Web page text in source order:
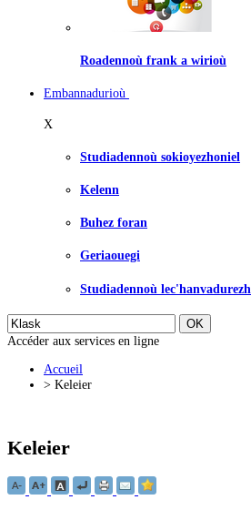
Roadennoù frank a wirioù
Embannadurioù
X
Studiadennoù sokioyezhoniel
Kelenn
Buhez foran
Geriaouegi
Studiadennoù lec'hanvadurezh
Accéder aux services en ligne
Accueil
> Keleier
Keleier